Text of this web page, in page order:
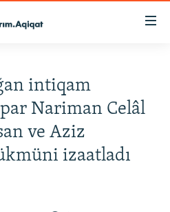
intiqam
Nariman Celâl
ve Aziz
izaatladı